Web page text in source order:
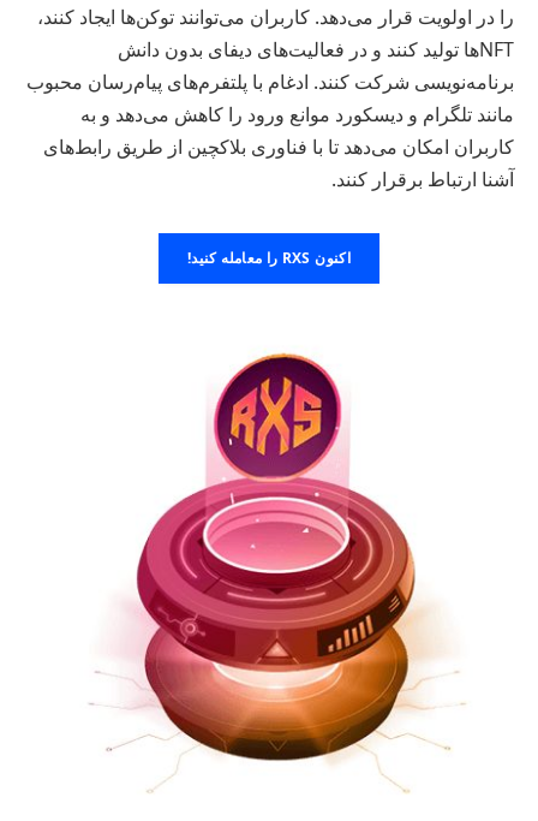
را در اولویت قرار می‌دهد. کاربران می‌توانند توکن‌ها ایجاد کنند،
NFT‌ها تولید کنند و در فعالیت‌های دیفای بدون دانش
برنامه‌نویسی شرکت کنند. ادغام با پلتفرم‌های پیام‌رسان محبوب
مانند تلگرام و دیسکورد موانع ورود را کاهش می‌دهد و به
کاربران امکان می‌دهد تا با فناوری بلاکچین از طریق رابط‌های
آشنا ارتباط برقرار کنند.
اکنون RXS را معامله کنید!